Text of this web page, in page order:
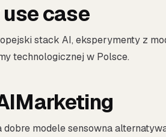
case
stack AI, eksperymenty z
technologicznej w Polsce.
dobre modele sensowna